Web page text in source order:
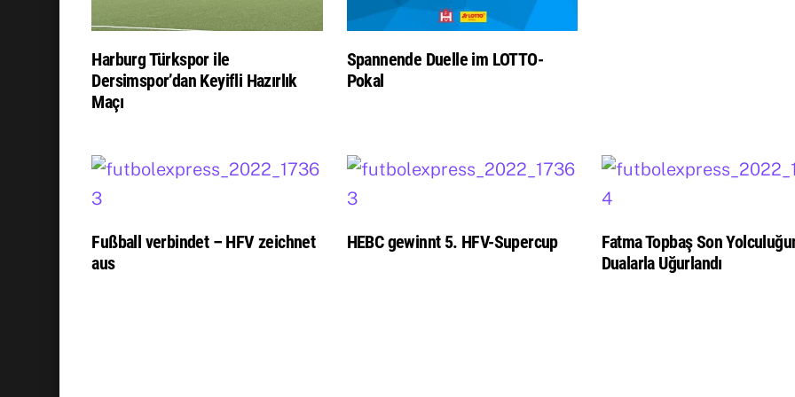
Harburg Türkspor ile
Dersimspor’dan Keyifli Hazırlık
Maçı
Spannende Duelle im LOTTO-
Pokal
Fußball verbindet – HFV zeichnet
aus
HEBC gewinnt 5. HFV-Supercup
Fatma Topbaş Son
Dualarla Uğurlandı